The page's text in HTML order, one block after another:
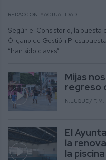
REDACCIÓN ACTUALIDAD
Según el Consistorio, la puesta
Órgano de Gestión
“han sido claves”
Mijas
regreso
N.LUQUE / F. M.
El
la
la